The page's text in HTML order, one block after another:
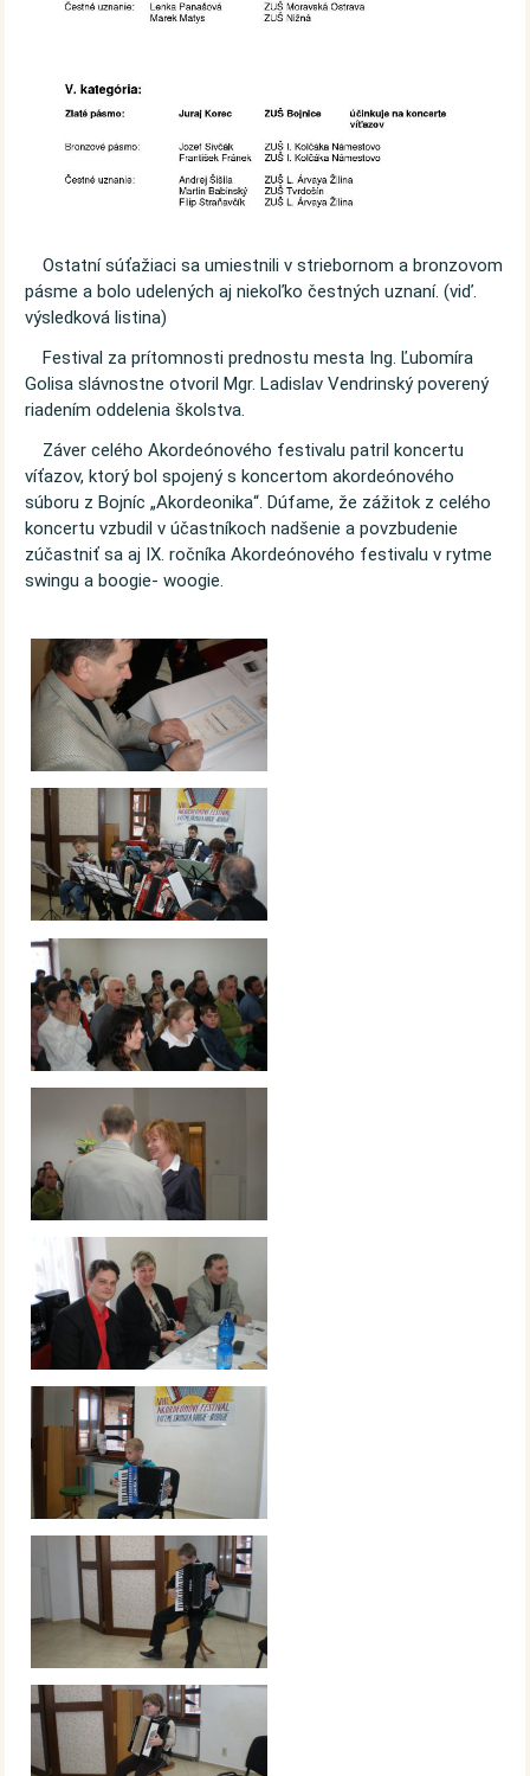
Ostatní súťažiaci sa umiestnili v striebornom a bronzovom
pásme a bolo udelených aj niekoľko čestných uznaní. (viď.
výsledková listina)
Festival za prítomnosti prednostu mesta Ing. Ľubomíra
Golisa slávnostne otvoril Mgr. Ladislav Vendrinský poverený
riadením oddelenia školstva.
Záver celého Akordeónového festivalu patril koncertu
víťazov, ktorý bol spojený s koncertom akordeónového
súboru z Bojníc „Akordeonika“. Dúfame, že zážitok z celého
koncertu vzbudil v účastníkoch nadšenie a povzbudenie
zúčastniť sa aj IX. ročníka Akordeónového festivalu v rytme
swingu a boogie- woogie.